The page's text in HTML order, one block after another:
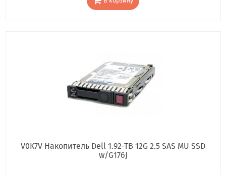
V0K7V Накопитель Dell 1.92-TB 12G 2.5 SAS MU SSD
w/G176J